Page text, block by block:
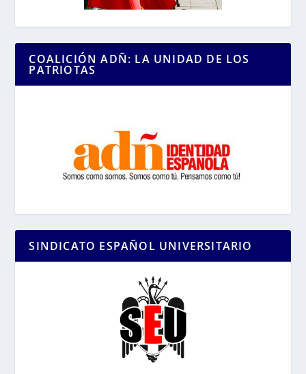
COALICIÓN ADÑ: LA UNIDAD DE LOS
PATRIOTAS
SINDICATO ESPAÑOL UNIVERSITARIO